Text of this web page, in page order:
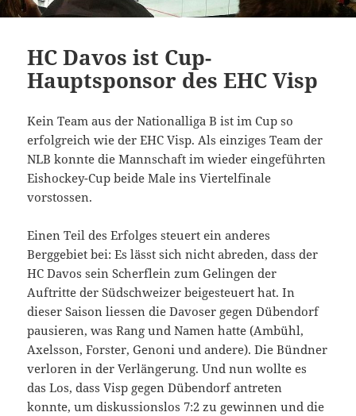
HC Davos ist Cup-
Hauptsponsor des EHC Visp
Kein Team aus der Nationalliga B ist im Cup so
erfolgreich wie der EHC Visp. Als einziges Team der
NLB konnte die Mannschaft im wieder eingeführten
Eishockey-Cup beide Male ins Viertelfinale
vorstossen.
Einen Teil des Erfolges steuert ein anderes
Berggebiet bei: Es lässt sich nicht abreden, dass der
HC Davos sein Scherflein zum Gelingen der
Auftritte der Südschweizer beigesteuert hat. In
dieser Saison liessen die Davoser gegen Dübendorf
pausieren, was Rang und Namen hatte (Ambühl,
Axelsson, Forster, Genoni und andere). Die Bündner
verloren in der Verlängerung. Und nun wollte es
das Los, dass Visp gegen Dübendorf antreten
konnte, um diskussionslos 7:2 zu gewinnen und die